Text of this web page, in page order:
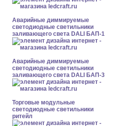
Аварийные диммируемые
светодиодные светильники
заливающего света DALI БАП-1
Аварийные диммируемые
светодиодные светильники
заливающего света DALI БАП-3
Торговые модульные
светодиодные светильники
ритейл